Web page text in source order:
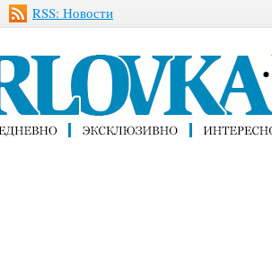
RSS: Новости